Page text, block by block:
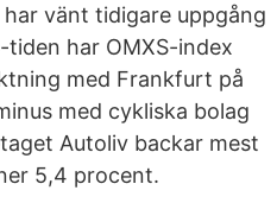
vänt tidigare uppgång
tiden har OMXS-index
med Frankfurt på
med cykliska bolag
Autoliv backar mest
5,4 procent.